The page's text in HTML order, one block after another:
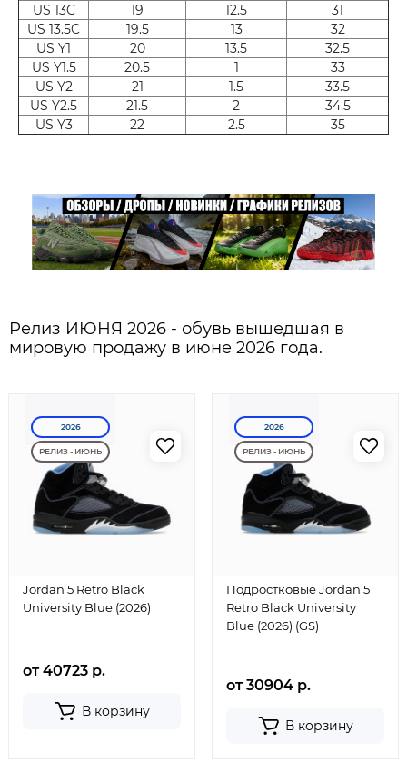
US 13C
19 12.5
31
US 13.5C
19.5 13
32
US Y1
20 13.5
32.5
US Y1.5
20.5 1
33
US Y2
21 1.5
33.5
US Y2.5
21.5 2
34.5
US Y3
22 2.5 35
Релиз ИЮНЯ 2026 - обувь вышедшая в
мировую продажу в июне 2026 года.
2026
РЕЛИЗ - ИЮНЬ
Jordan 5 Retro Black
University Blue (2026)
от 40723 р.
В корзину
2026
РЕЛИЗ - ИЮНЬ
Подростковые Jordan 5
Retro Black University
Blue (2026) (GS)
от 30904 р.
В корзину